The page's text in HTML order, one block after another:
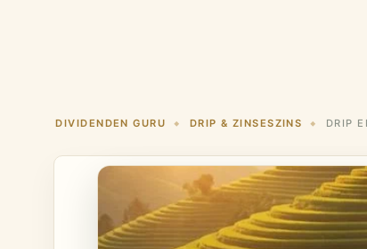
DIVIDENDEN GURU ◆ DRIP & ZINSESZINS ◆